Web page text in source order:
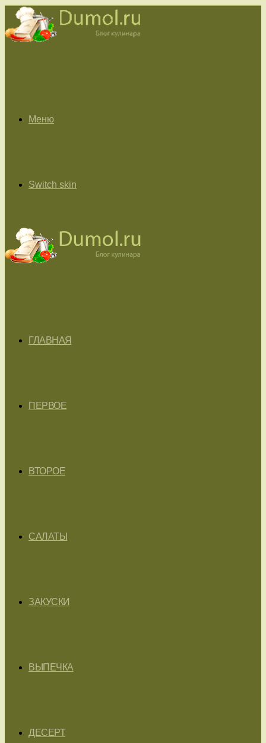
Меню
Switch skin
ГЛАВНАЯ
ПЕРВОЕ
ВТОРОЕ
САЛАТЫ
ЗАКУСКИ
ВЫПЕЧКА
ДЕСЕРТ